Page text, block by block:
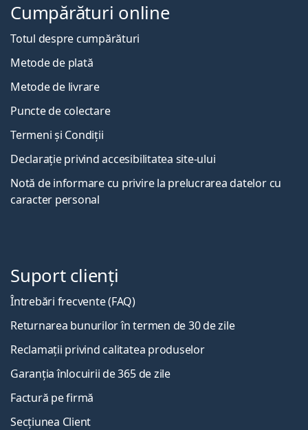
Cumpărături online
Totul despre cumpărături
Metode de plată
Metode de livrare
Puncte de colectare
Termeni și Condiții
Declarație privind accesibilitatea site-ului
Notă de informare cu privire la prelucrarea datelor cu
caracter personal
Suport clienți
Întrebări frecvente (FAQ)
Returnarea bunurilor în termen de 30 de zile
Reclamații privind calitatea produselor
Garanția înlocuirii de 365 de zile
Factură pe firmă
Secțiunea Client